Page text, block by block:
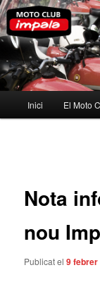
Aneu
al
contingut
principalMoto
principal
Inici El Moto
Nota
nou
Publicat el9 febrer